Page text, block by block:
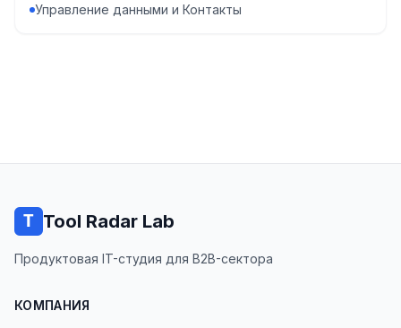
Управление данными и Контакты
Tool Radar Lab
Продуктовая IT-студия для B2B-сектора
КОМПАНИЯ